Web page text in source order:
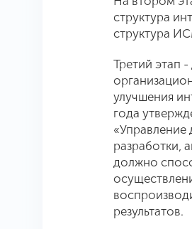
структура
структура
Третий этап
улучшения
года
разработки,
должно
результатов.